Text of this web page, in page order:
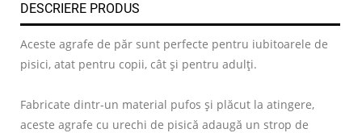
DESCRIERE PRODUS
Aceste agrafe de păr sunt perfecte pentru iubitoarele de
pisici, atat pentru copii, cât și pentru adulți.
Fabricate dintr-un material pufos și plăcut la atingere,
aceste agrafe cu urechi de pisică adaugă un strop de